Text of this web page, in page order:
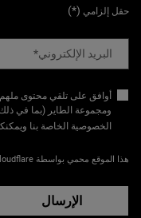
حقل إلزامي (*)
البريد الإلكتروني*
أوافق على تلقي محتوى
ومجموعة الطاير (بما في
الخصوصية الخاصة بنا
هذا الموقع محمي بواسطة Cloudflare ويخضع
الإرسال